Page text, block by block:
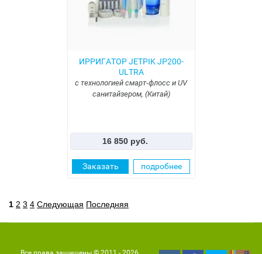
ИРРИГАТОР JETPIK JP200-
ULTRA
с технологией смарт-флосс и UV
санитайзером, (Китай)
16 850 руб.
Заказать подробнее
1 2 3 4 Следующая Последняя